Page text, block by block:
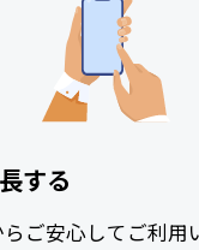
する
ご安心してご利用